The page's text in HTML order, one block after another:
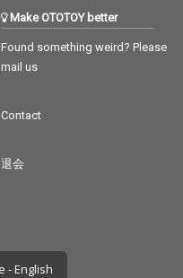
Make OTOTOY better
Found something weird? Please
mail us
Contact
退会
- English